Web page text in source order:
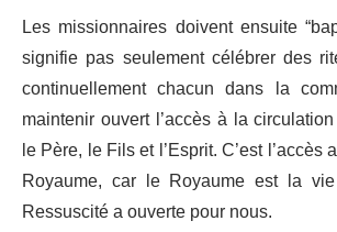
Les missionnaires doivent ensuite
signifie pas seulement célébrer des
continuellement chacun dans la
maintenir ouvert l’accès à la
le Père, le Fils et l’Esprit. C’est
Royaume, car le Royaume est la
Ressuscité a ouverte pour nous.